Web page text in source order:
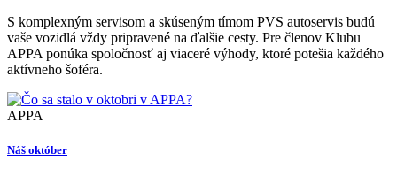
S komplexným servisom a skúseným tímom PVS autoservis budú
vaše vozidlá vždy pripravené na ďalšie cesty. Pre členov Klubu
APPA ponúka spoločnosť aj viaceré výhody, ktoré potešia každého
aktívneho šoféra.
APPA
Náš október